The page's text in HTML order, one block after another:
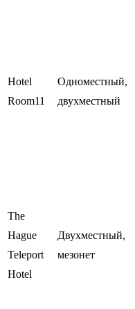
Hotel
Room11
Одноместный,
двухместный
The
Hague
Teleport
Hotel
Двухместный,
мезонет